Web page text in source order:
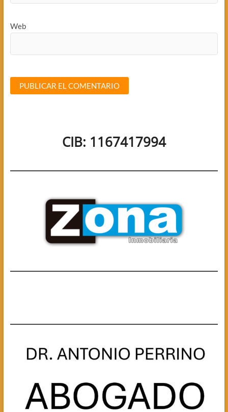
Web
CIB: 1167417994